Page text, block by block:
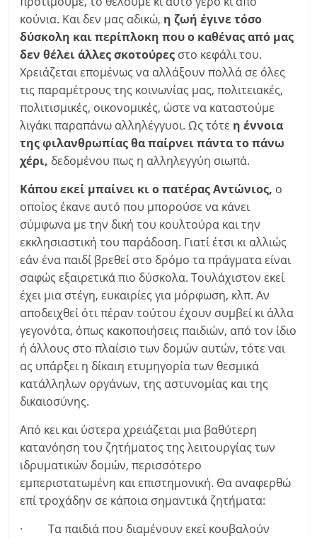
κούνια. Και δεν μας αδικώ, η ζωή έγινε τόσο
δύσκολη και περίπλοκη που ο καθένας από μας
δεν θέλει άλλες σκοτούρες στο κεφάλι του.
Χρειάζεται επομένως να αλλάξουν πολλά σε όλες
τις παραμέτρους της κοινωνίας μας, πολιτειακές,
πολιτισμικές, οικονομικές, ώστε να καταστούμε
λιγάκι παραπάνω αλληλέγγυοι. Ως τότε η έννοια
της φιλανθρωπίας θα παίρνει πάντα το πάνω
χέρι, δεδομένου πως η αλληλεγγύη σιωπά.
Κάπου εκεί μπαίνει κι ο πατέρας Αντώνιος, ο
οποίος έκανε αυτό που μπορούσε να κάνει
σύμφωνα με την δική του κουλτούρα και την
εκκλησιαστική του παράδοση. Γιατί έτσι κι αλλιώς
εάν ένα παιδί βρεθεί στο δρόμο τα πράγματα είναι
σαφώς εξαιρετικά πιο δύσκολα. Τουλάχιστον εκεί
έχει μια στέγη, ευκαιρίες για μόρφωση, κλπ. Αν
αποδειχθεί ότι πέραν τούτου έχουν συμβεί κι άλλα
γεγονότα, όπως κακοποιήσεις παιδιών, από τον ίδιο
ή άλλους στο πλαίσιο των δομών αυτών, τότε ναι
ας υπάρξει η δίκαιη ετυμηγορία των θεσμικά
κατάλληλων οργάνων, της αστυνομίας και της
δικαιοσύνης.
Από κει και ύστερα χρειάζεται μια βαθύτερη
κατανόηση του ζητήματος της λειτουργίας των
ιδρυματικών δομών, περισσότερο
εμπεριστατωμένη και επιστημονική. Θα αναφερθώ
επί τροχάδην σε κάποια σημαντικά ζητήματα:
· Τα παιδιά που διαμένουν εκεί κουβαλούν